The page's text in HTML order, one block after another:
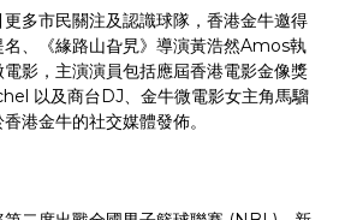
多市民關注及認識球隊，香港金牛邀得
名、《緣路山旮旯》導演黃浩然Amos執
影，主演演員包括應屆香港電影金像獎
以及商台DJ、金牛微電影女主角馬騮
港金牛的社交媒體發佈。